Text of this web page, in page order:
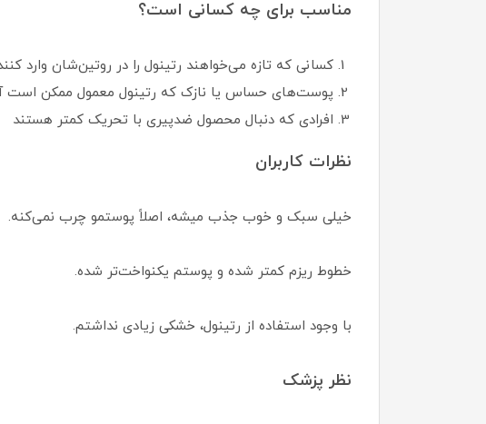
مناسب برای چه کسانی است؟
کسانی که تازه می‌خواهند رتینول را در روتین‌شان وارد
پوست‌های حساس یا نازک که رتینول معمول ممکن است
افرادی که دنبال محصول ضدپیری با تحریک کمتر هستند
نظرات کاربران
خیلی سبک و خوب جذب میشه، اصلاً پوستمو چرب نمی‌کنه.
خطوط ریزم کمتر شده و پوستم یکنواخت‌تر شده.
با وجود استفاده از رتینول، خشکی زیادی نداشتم.
نظر پزشک